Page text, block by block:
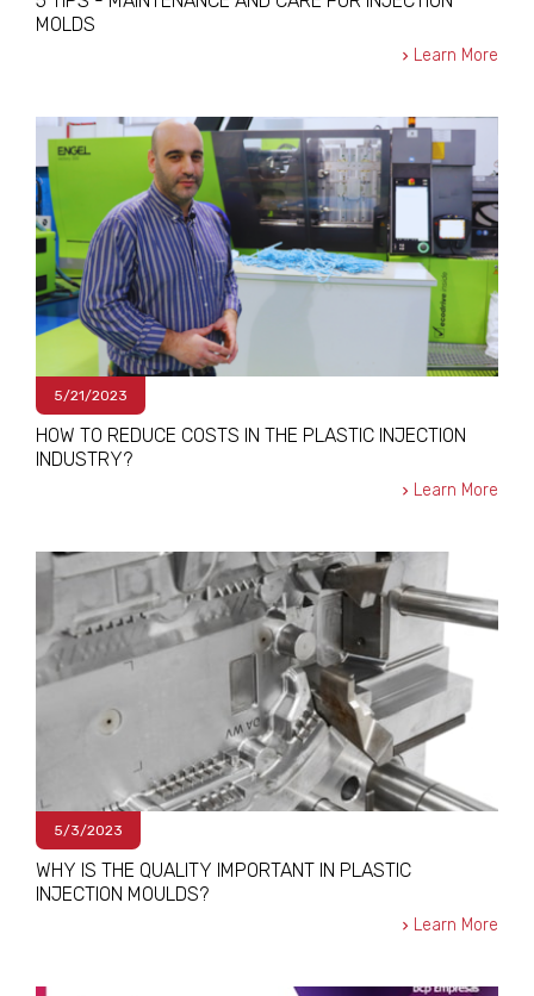
MOLDS
Learn More
5/21/2023
HOW TO REDUCE COSTS IN THE PLASTIC INJECTION
INDUSTRY?
Learn More
5/3/2023
WHY IS THE QUALITY IMPORTANT IN PLASTIC
INJECTION MOULDS?
Learn More